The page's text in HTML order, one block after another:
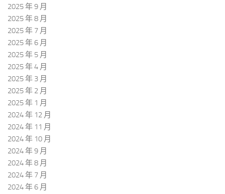
2025 年 9 月
2025 年 8 月
2025 年 7 月
2025 年 6 月
2025 年 5 月
2025 年 4 月
2025 年 3 月
2025 年 2 月
2025 年 1 月
2024 年 12 月
2024 年 11 月
2024 年 10 月
2024 年 9 月
2024 年 8 月
2024 年 7 月
2024 年 6 月